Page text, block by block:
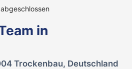
abgeschlossen
in
Trockenbau, Deutschland